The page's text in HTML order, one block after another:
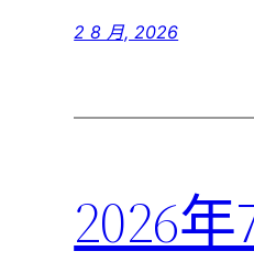
2 8 月, 2026
2026